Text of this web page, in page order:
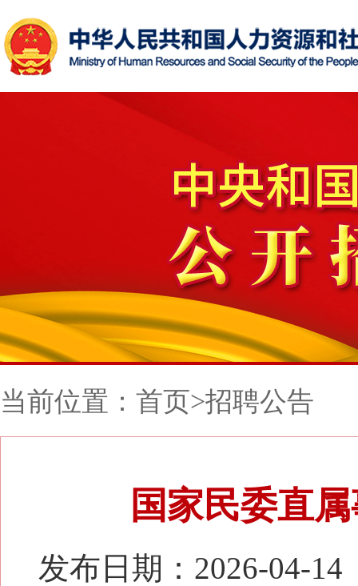
当前位置： 首页>招聘公告
国家民委直
发布日期：2026-04-14